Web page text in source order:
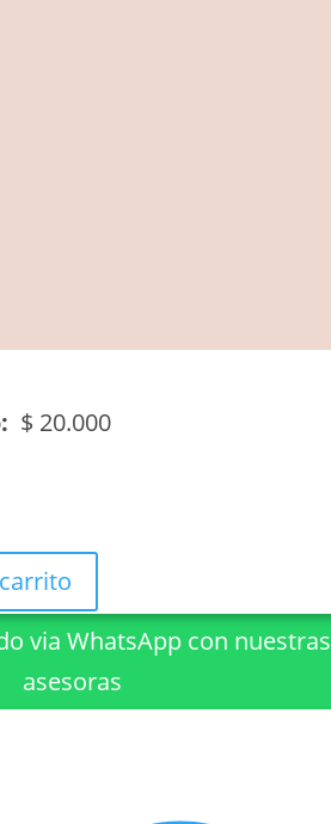
$ 20.000
via WhatsApp con nuestras
asesoras